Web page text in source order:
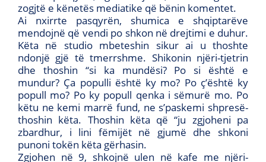
zogjtë e kënetës mediatike që bënin komentet.
Ai nxirrte pasqyrën, shumica e shqiptarëve
mendojnë që vendi po shkon në drejtimi e duhur.
Këta në studio mbeteshin sikur ai u thoshte
ndonjë gjë të tmerrshme. Shikonin njëri-tjetrin
dhe thoshin “si ka mundësi? Po si është e
mundur? Ça populli është ky mo? Po ç’është ky
popull mo? Po ky popull qenka i sëmurë mo. Po
këtu ne kemi marrë fund, ne s’paskemi shpresë-
thoshin këta. Thoshin këta që “ju zgjoheni pa
zbardhur, i lini fëmijët në gjumë dhe shkoni
punoni tokën këta gërhasin.
Zgjohen në 9, shkojnë ulen në kafe me njëri-